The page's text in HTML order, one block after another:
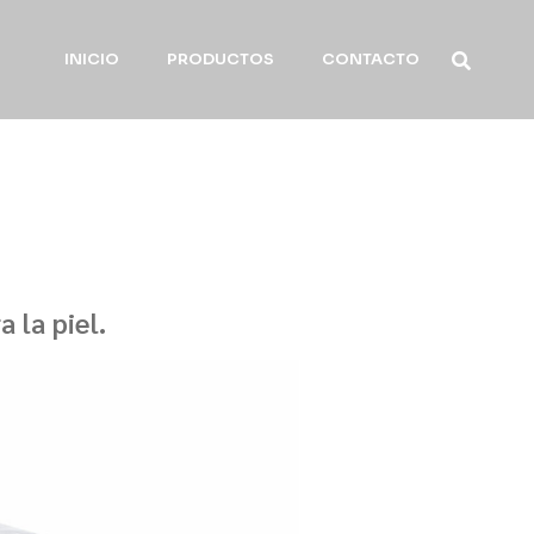
INICIO PRODUCTOS CONTACTO
la piel.